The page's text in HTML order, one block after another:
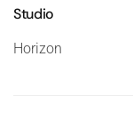
Studio
Horizon